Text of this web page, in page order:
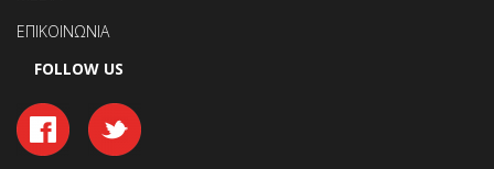
ΕΠΙΚΟΙΝΩΝΙΑ
FOLLOW US